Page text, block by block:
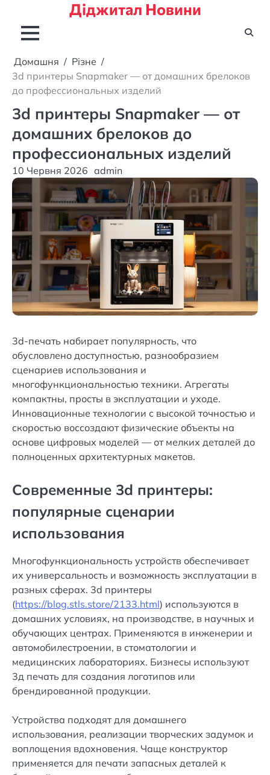
вмісту
Діджитал Новини
Домашня
Різне
3d принтеры Snapmaker — от домашних брелоков
до профессиональных изделий
3d принтеры Snapmaker — от
домашних брелоков до
профессиональных изделий
10 Червня 2026 admin
3d-печать набирает популярность, что
обусловлено доступностью, разнообразием
сценариев использования и
многофункциональностью техники. Агрегаты
компактны, просты в эксплуатации и уходе.
Инновационные технологии с высокой точностью и
скоростью воссоздают физические объекты на
основе цифровых моделей — от мелких деталей до
полноценных архитектурных макетов.
Современные 3d принтеры:
популярные сценарии
использования
Многофункциональность устройств обеспечивает
их универсальность и возможность эксплуатации в
разных сферах. 3d принтеры
(https://blog.stls.store/2133.html) используются в
домашних условиях, на производстве, в научных и
обучающих центрах. Применяются в инженерии и
автомобилестроении, в стоматологии и
медицинских лабораториях. Бизнесы используют
3д печать для создания логотипов или
брендированной продукции.
Устройства подходят для домашнего
использования, реализации творческих задумок и
воплощения вдохновения. Чаще конструктор
применяется для печати запасных деталей к